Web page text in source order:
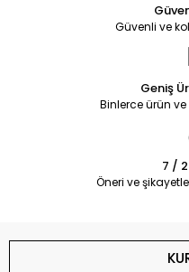
Güvenli ve
Geniş
Binlerce ürün
7 /
Öneri ve